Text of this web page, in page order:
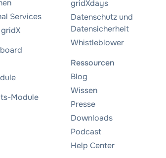
Services
Module
gridXdays
Datenschutz und
Datensicherheit
Whistleblower
Ressourcen
Blog
Wissen
Presse
Downloads
Podcast
Help Center